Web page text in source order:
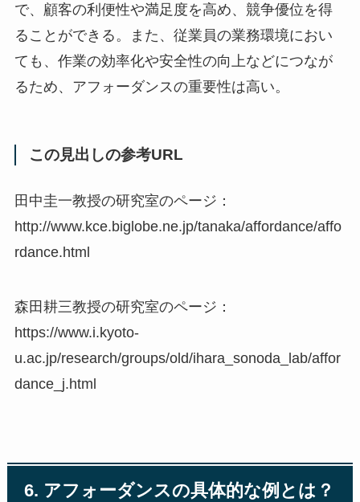
で、顧客の利便性や満足度を高め、競争優位を得
ることができる。また、従業員の業務環境におい
ても、作業の効率化や安全性の向上などにつなが
るため、アフォーダンスの重要性は高い。
この見出しの参考URL
田中圭一教授の研究室のページ：
http://www.kce.biglobe.ne.jp/tanaka/affordance/affo
rdance.html
森田耕三教授の研究室のページ：
https://www.i.kyoto-
u.ac.jp/research/groups/old/ihara_sonoda_lab/affor
dance_j.html
6. アフォーダンスの具体的な例とは？